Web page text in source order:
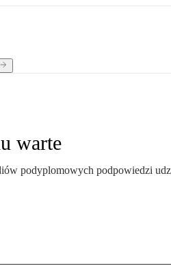
warte
podyplomowych podpowiedzi